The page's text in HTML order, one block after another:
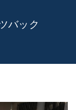
隊
バック